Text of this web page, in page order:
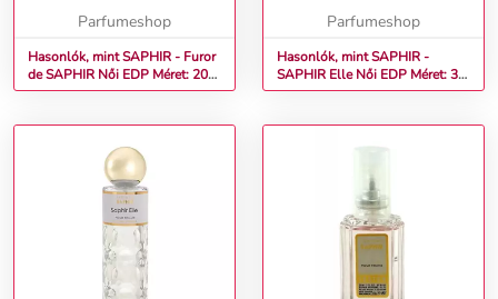
Parfumeshop
Hasonlók, mint SAPHIR - Furor
de SAPHIR Női EDP Méret: 200
ml
Parfumeshop
Hasonlók, mint SAPHIR -
SAPHIR Elle Női EDP Méret: 30
ml teszter